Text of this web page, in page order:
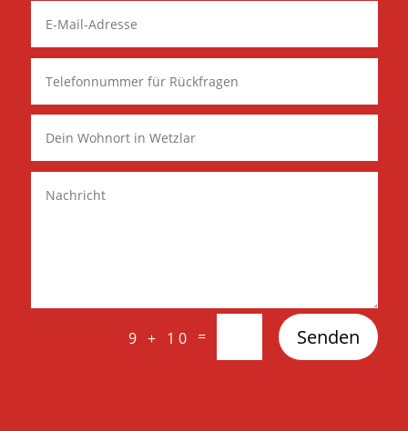
9 + 10 = Senden